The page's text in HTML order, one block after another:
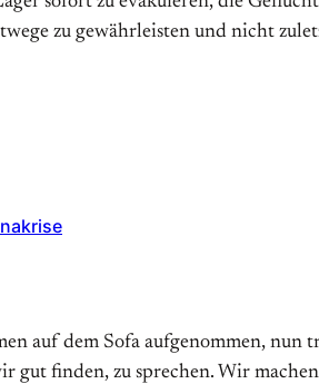
zu gewährleisten und nicht
auf dem Sofa aufgenommen,
finden, zu sprechen. Wir